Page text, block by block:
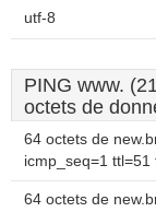
utf-8
PING www.
octets de
64 octets de
icmp_seq=1
64 octets de